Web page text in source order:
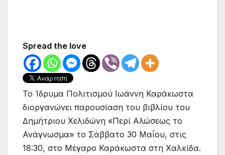
Spread the love
Το Ίδρυμα Πολιτισμού Ιωάννη Καράκωστα
διοργανώνει παρουσίαση του βιβλίου του
Δημήτριου Χελιδώνη «Περί Αλώσεως το
Ανάγνωσμα» το Σάββατο 30 Μαΐου, στις
18:30, στο Μέγαρο Καράκωστα στη Χαλκίδα.